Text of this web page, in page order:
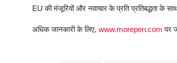
EUकी मंजूरियों और नवाचार के प्रति प्रतिबद्धता के
अधिक जानकारी के लिए, www.morepen.com पर